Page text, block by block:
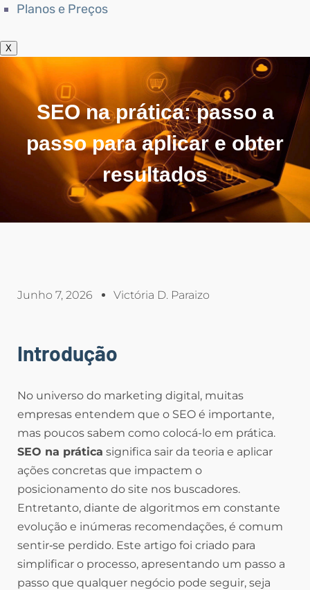
Planos e Preços
X
SEO na prática: passo a
passo para aplicar e obter
resultados
Junho 7, 2026 Victória D. Paraizo
Introdução
No universo do marketing digital, muitas
empresas entendem que o SEO é importante,
mas poucos sabem como colocá-lo em prática.
SEO na prática significa sair da teoria e aplicar
ações concretas que impactem o
posicionamento do site nos buscadores.
Entretanto, diante de algoritmos em constante
evolução e inúmeras recomendações, é comum
sentir‑se perdido. Este artigo foi criado para
simplificar o processo, apresentando um passo a
passo que qualquer negócio pode seguir, seja